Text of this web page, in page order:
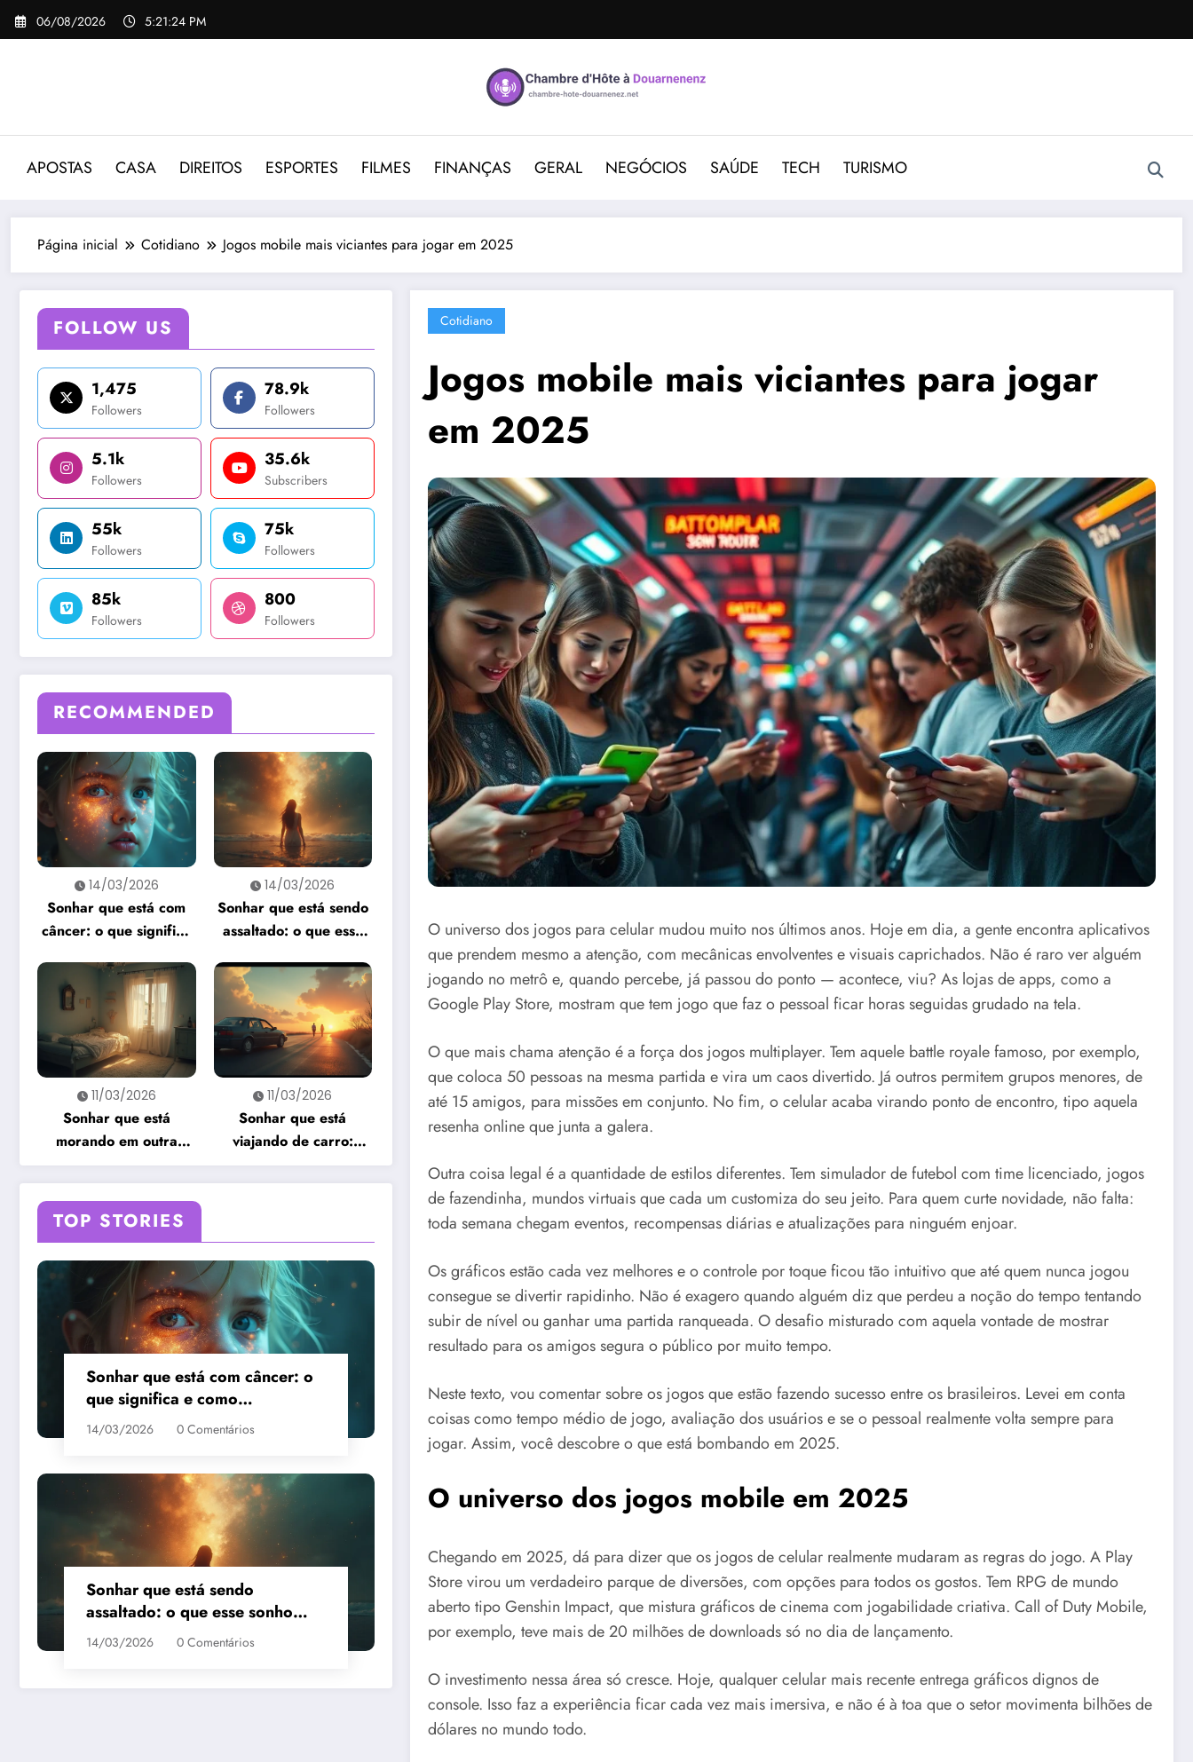
Pular
para
06/08/2026 5:21:25 PM
APOSTAS CASA DIREITOS ESPORTES FILMES FINANÇAS GERAL NEGÓCIOS SAÚDE TECH TURISMO
Página inicial Cotidiano Jogos mobile mais viciantes para jogar em 2025
FOLLOW US
1,475
Followers
78.9k
Followers
5.1k
Followers
35.6k
Subscribers
55k
Followers
75k
Followers
85k
Followers
800
Followers
RECOMMENDED
14/03/2026
Sonhar que está com
câncer: o que significa
14/03/2026
Sonhar que está sendo
assaltado: o que esse
11/03/2026
Sonhar que está
morando em outra
casa: o que revela esse
sonho?
11/03/2026
Sonhar que está
viajando de carro:
significado e
interpretação
TOP STORIES
Sonhar que está com câncer: o
que significa e como
interpretar?
14/03/2026 0 Comentários
Sonhar que está sendo
assaltado: o que esse sonho
quer te dizer?
14/03/2026 0 Comentários
Cotidiano
Jogos mobile mais viciantes para jogar
em 2025
O universo dos jogos para celular mudou muito nos últimos anos. Hoje em dia, a gente encontra aplicativos
que prendem mesmo a atenção, com mecânicas envolventes e visuais caprichados. Não é raro ver alguém
jogando no metrô e, quando percebe, já passou do ponto — acontece, viu? As lojas de apps, como a
Google Play Store, mostram que tem jogo que faz o pessoal ficar horas seguidas grudado na tela.
O que mais chama atenção é a força dos jogos multiplayer. Tem aquele battle royale famoso, por exemplo,
que coloca 50 pessoas na mesma partida e vira um caos divertido. Já outros permitem grupos menores, de
até 15 amigos, para missões em conjunto. No fim, o celular acaba virando ponto de encontro, tipo aquela
resenha online que junta a galera.
Outra coisa legal é a quantidade de estilos diferentes. Tem simulador de futebol com time licenciado, jogos
de fazendinha, mundos virtuais que cada um customiza do seu jeito. Para quem curte novidade, não falta:
toda semana chegam eventos, recompensas diárias e atualizações para ninguém enjoar.
Os gráficos estão cada vez melhores e o controle por toque ficou tão intuitivo que até quem nunca jogou
consegue se divertir rapidinho. Não é exagero quando alguém diz que perdeu a noção do tempo tentando
subir de nível ou ganhar uma partida ranqueada. O desafio misturado com aquela vontade de mostrar
resultado para os amigos segura o público por muito tempo.
Neste texto, vou comentar sobre os jogos que estão fazendo sucesso entre os brasileiros. Levei em conta
coisas como tempo médio de jogo, avaliação dos usuários e se o pessoal realmente volta sempre para
jogar. Assim, você descobre o que está bombando em 2025.
O universo dos jogos mobile em 2025
Chegando em 2025, dá para dizer que os jogos de celular realmente mudaram as regras do jogo. A Play
Store virou um verdadeiro parque de diversões, com opções para todos os gostos. Tem RPG de mundo
aberto tipo Genshin Impact, que mistura gráficos de cinema com jogabilidade criativa. Call of Duty Mobile,
por exemplo, teve mais de 20 milhões de downloads só no dia de lançamento.
O investimento nessa área só cresce. Hoje, qualquer celular mais recente entrega gráficos dignos de
console. Isso faz a experiência ficar cada vez mais imersiva, e não é à toa que o setor movimenta bilhões de
dólares no mundo todo.